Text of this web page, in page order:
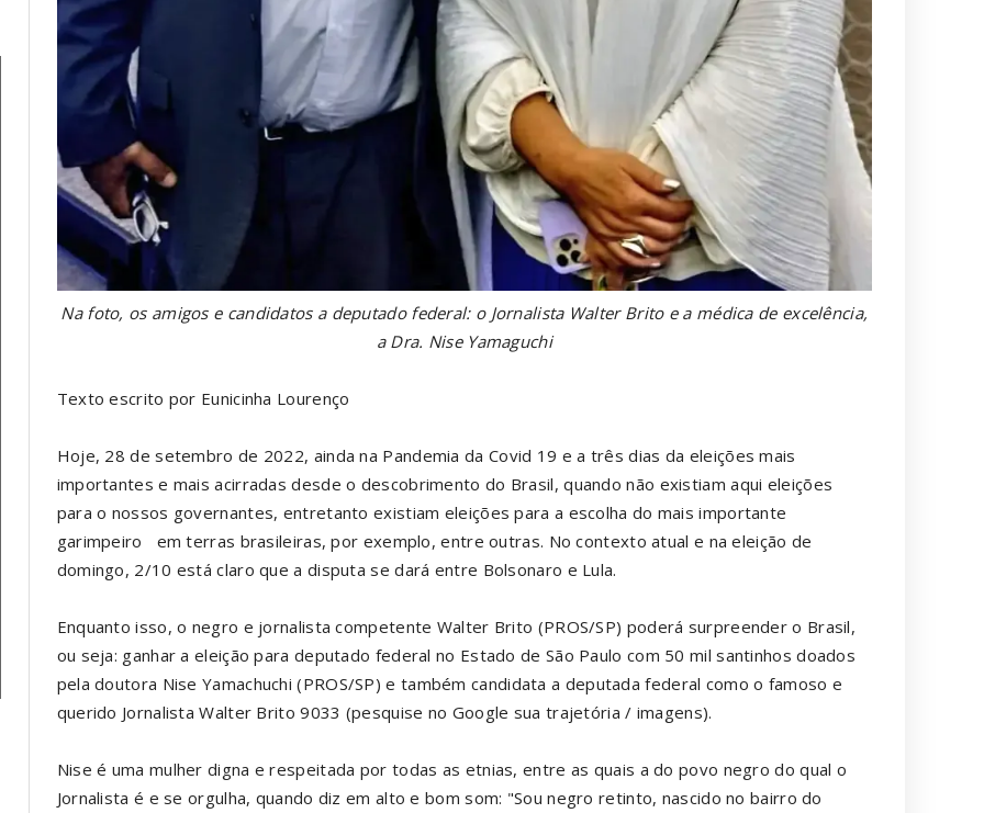
Na foto, os amigos e candidatos a deputado federal: o Jornalista Walter Brito e a médica de excelência,
a Dra. Nise Yamaguchi
Texto escrito por Eunicinha Lourenço
Hoje, 28 de setembro de 2022, ainda na Pandemia da Covid 19 e a três dias da eleições mais
importantes e mais acirradas desde o descobrimento do Brasil, quando não existiam aqui eleições
para o nossos governantes, entretanto existiam eleições para a escolha do mais importante
garimpeiro em terras brasileiras, por exemplo, entre outras. No contexto atual e na eleição de
domingo, 2/10 está claro que a disputa se dará entre Bolsonaro e Lula.
Enquanto isso, o negro e jornalista competente Walter Brito (PROS/SP) poderá surpreender o Brasil,
ou seja: ganhar a eleição para deputado federal no Estado de São Paulo com 50 mil santinhos doados
pela doutora Nise Yamachuchi (PROS/SP) e também candidata a deputada federal como o famoso e
querido Jornalista Walter Brito 9033 (pesquise no Google sua trajetória / imagens).
Nise é uma mulher digna e respeitada por todas as etnias, entre as quais a do povo negro do qual o
Jornalista é e se orgulha, quando diz em alto e bom som: "Sou negro retinto, nascido no bairro do